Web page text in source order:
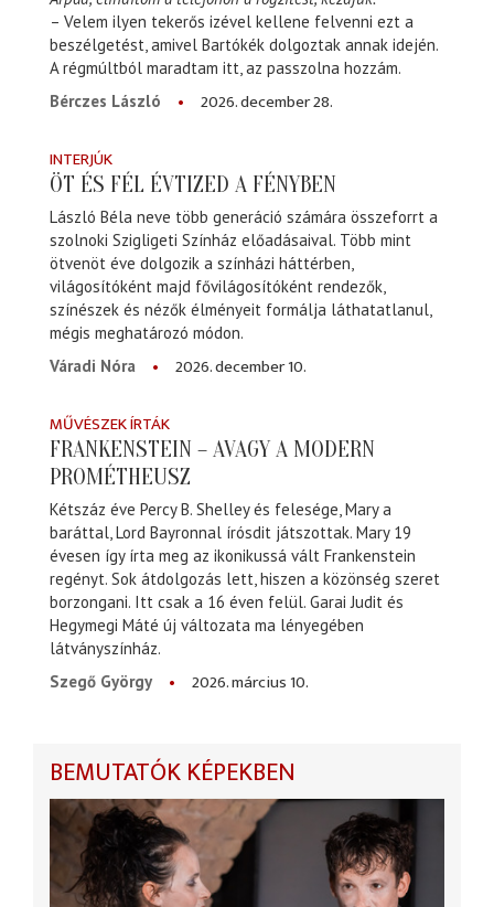
– Velem ilyen tekerős izével kellene felvenni ezt a
beszélgetést, amivel Bartókék dolgoztak annak idején.
A régmúltból maradtam itt, az passzolna hozzám.
Bérczes László
2026. december 28.
INTERJÚK
ÖT ÉS FÉL ÉVTIZED A FÉNYBEN
László Béla neve több generáció számára összeforrt a
szolnoki Szigligeti Színház előadásaival. Több mint
ötvenöt éve dolgozik a színházi háttérben,
világosítóként majd fővilágosítóként rendezők,
színészek és nézők élményeit formálja láthatatlanul,
mégis meghatározó módon.
Váradi Nóra
2026. december 10.
MŰVÉSZEK ÍRTÁK
FRANKENSTEIN – AVAGY A MODERN
PROMÉTHEUSZ
Kétszáz éve Percy B. Shelley és felesége, Mary a
baráttal, Lord Bayronnal írósdit játszottak. Mary 19
évesen így írta meg az ikonikussá vált Frankenstein
regényt. Sok átdolgozás lett, hiszen a közönség szeret
borzongani. Itt csak a 16 éven felül. Garai Judit és
Hegymegi Máté új változata ma lényegében
látványszínház.
Szegő György
2026. március 10.
BEMUTATÓK KÉPEKBEN